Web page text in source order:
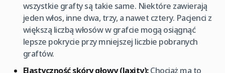
wszystkie grafty są takie same. Niektóre zawierają
jeden włos, inne dwa, trzy, a nawet cztery. Pacjenci z
większą liczbą włosów w grafcie mogą osiągnąć
lepsze pokrycie przy mniejszej liczbie pobranych
graftów.
Elastyczność skóry głowy (laxity):Chociaż ma to